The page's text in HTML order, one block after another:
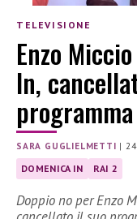
TELEVISIONE
Enzo
In,
SARA GUGLIELMETTI |
DOMENICA IN RAI 2
Doppio no per Enzo